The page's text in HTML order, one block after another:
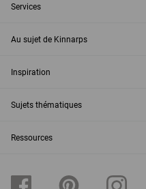
Services
Au sujet de Kinnarps
Inspiration
Sujets thématiques
Ressources